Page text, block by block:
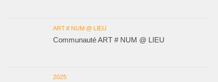
ART # NUM @ LIEU
Communauté ART # NUM @ LIEU
2025